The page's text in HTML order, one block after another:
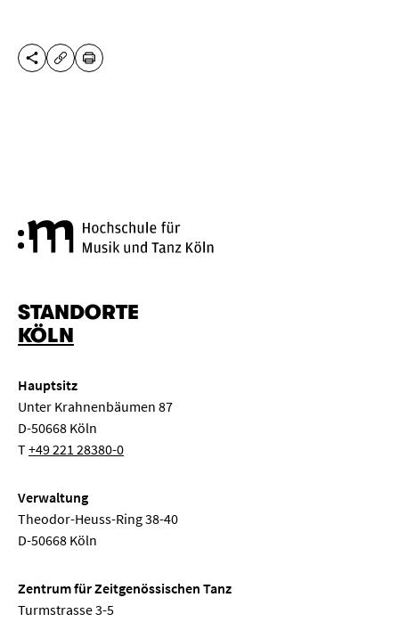
DIESE SEITE TEILEN
URL KOPIEREN
DRUCKEN
STANDORTE
KÖLN
Hauptsitz
Unter Krahnenbäumen 87
D-50668 Köln
T+49 221 28380-0
Verwaltung
Theodor-Heuss-Ring 38-40
D-50668 Köln
Zentrum für Zeitgenössischen Tanz
Turmstrasse 3-5